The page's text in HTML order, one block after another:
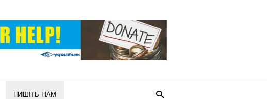
ПИШІТЬ НАМ